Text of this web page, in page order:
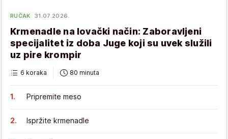
RUČAK 31.07.2026.
Krmenadle na lovački način: Zaboravljeni
specijalitet iz doba Juge koji su uvek služili
uz pire krompir
6 koraka 80 minuta
Pripremite meso
Ispržite krmenadle